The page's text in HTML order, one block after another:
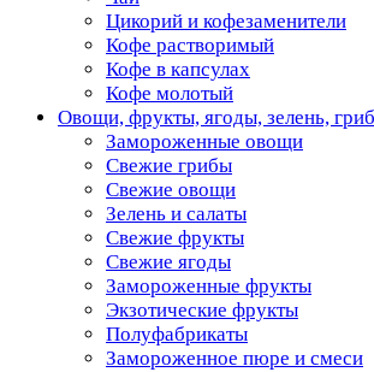
Цикорий и кофезаменители
Кофе растворимый
Кофе в капсулах
Кофе молотый
Овощи, фрукты, ягоды, зелень,
Замороженные овощи
Свежие грибы
Свежие овощи
Зелень и салаты
Свежие фрукты
Свежие ягоды
Замороженные фрукты
Экзотические фрукты
Полуфабрикаты
Замороженное пюре и смеси